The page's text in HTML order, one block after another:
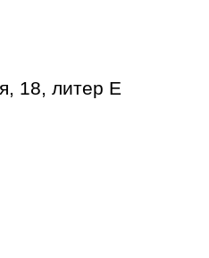
18, литер Е